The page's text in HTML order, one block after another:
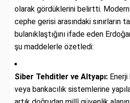
olarak gördüklerini belirtti.
cephe gerisi arasındaki sınırların
bulanıklaştığını ifade eden
şu maddelerle özetledi:
Siber Tehditler ve Altyapı:
veya bankacılık sistemlerine